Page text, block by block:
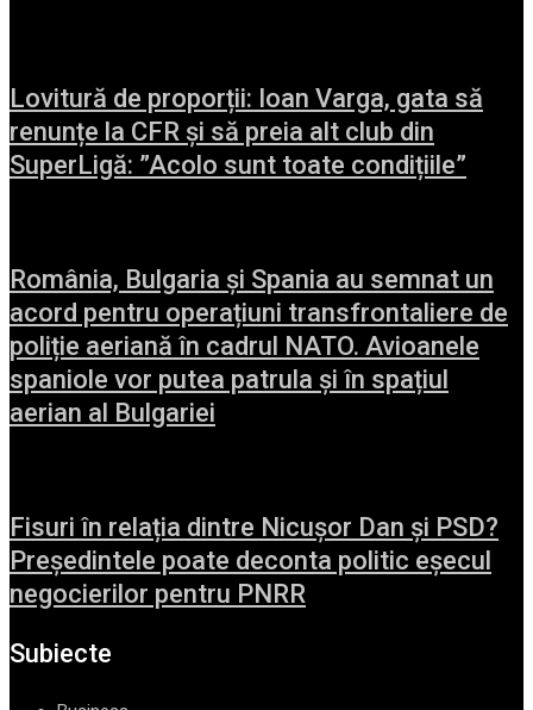
Lovitură de proporții: Ioan Varga, gata să
renunțe la CFR și să preia alt club din
SuperLigă: ”Acolo sunt toate condițiile”
România, Bulgaria și Spania au semnat un
acord pentru operațiuni transfrontaliere de
poliție aeriană în cadrul NATO. Avioanele
spaniole vor putea patrula și în spațiul
aerian al Bulgariei
Fisuri în relația dintre Nicușor Dan și PSD?
Președintele poate deconta politic eșecul
negocierilor pentru PNRR
Subiecte